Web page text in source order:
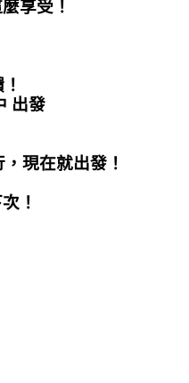
享受！
出發
現在就出發！
！